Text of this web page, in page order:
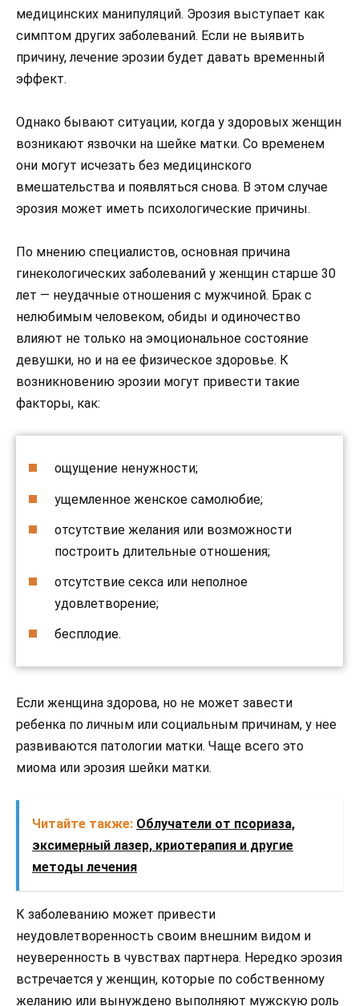
медицинских манипуляций. Эрозия выступает как
симптом других заболеваний. Если не выявить
причину, лечение эрозии будет давать временный
эффект.
Однако бывают ситуации, когда у здоровых женщин
возникают язвочки на шейке матки. Со временем
они могут исчезать без медицинского
вмешательства и появляться снова. В этом случае
эрозия может иметь психологические причины.
По мнению специалистов, основная причина
гинекологических заболеваний у женщин старше 30
лет — неудачные отношения с мужчиной. Брак с
нелюбимым человеком, обиды и одиночество
влияют не только на эмоциональное состояние
девушки, но и на ее физическое здоровье. К
возникновению эрозии могут привести такие
факторы, как:
ощущение ненужности;
ущемленное женское самолюбие;
отсутствие желания или возможности
построить длительные отношения;
отсутствие секса или неполное
удовлетворение;
бесплодие.
Если женщина здорова, но не может завести
ребенка по личным или социальным причинам, у нее
развиваются патологии матки. Чаще всего это
миома или эрозия шейки матки.
Читайте также: Облучатели от псориаза,
эксимерный лазер, криотерапия и другие
методы лечения
К заболеванию может привести
неудовлетворенность своим внешним видом и
неуверенность в чувствах партнера. Нередко эрозия
встречается у женщин, которые по собственному
желанию или вынуждено выполняют мужскую роль